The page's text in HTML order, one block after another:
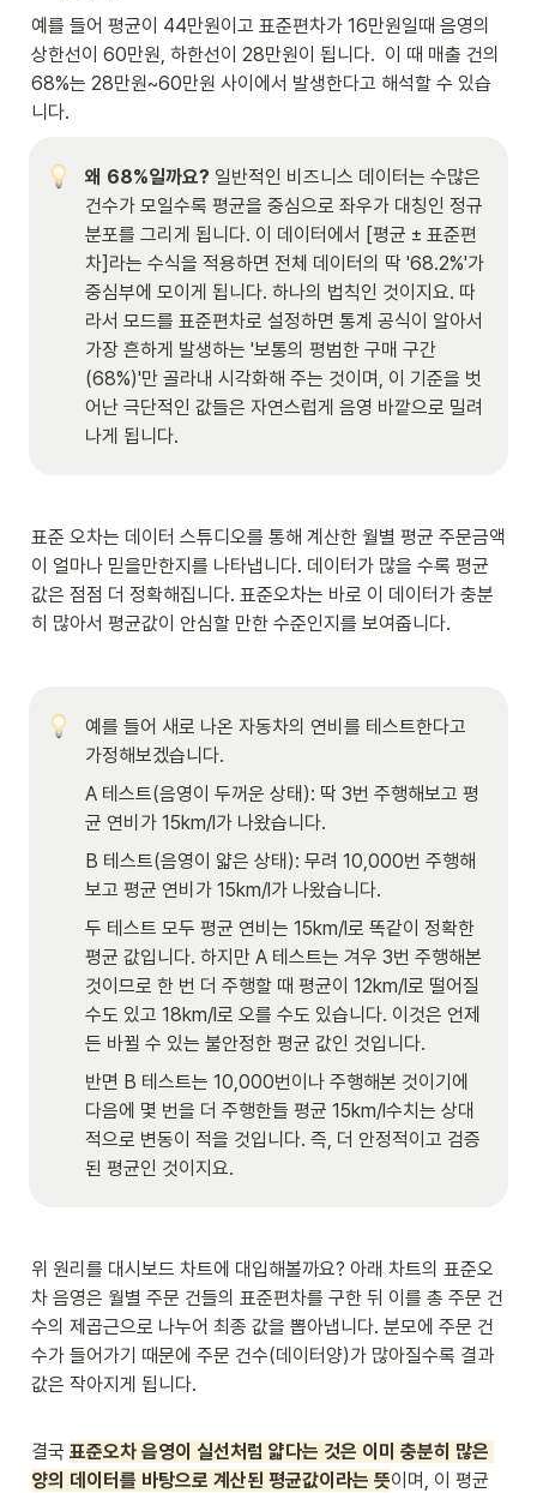
예를 들어 평균이 44만원이고 표준편차가 16만원일때 음영의
상한선이 60만원, 하한선이 28만원이 됩니다.  이 때 매출 건의
68%는 28만원~60만원 사이에서 발생한다고 해석할 수 있습
니다.
왜 68%일까요? 일반적인 비즈니스 데이터는 수많은
건수가 모일수록 평균을 중심으로 좌우가 대칭인 정규
분포를 그리게 됩니다. 이 데이터에서 [평균 ± 표준편
차]라는 수식을 적용하면 전체 데이터의 딱 '68.2%'가
중심부에 모이게 됩니다. 하나의 법칙인 것이지요. 따
라서 모드를 표준편차로 설정하면 통계 공식이 알아서
가장 흔하게 발생하는 '보통의 평범한 구매 구간
(68%)'만 골라내 시각화해 주는 것이며, 이 기준을 벗
어난 극단적인 값들은 자연스럽게 음영 바깥으로 밀려
나게 됩니다.
표준 오차는 데이터 스튜디오를 통해 계산한 월별 평균 주문금액
이 얼마나 믿을만한지를 나타냅니다. 데이터가 많을 수록 평균
값은 점점 더 정확해집니다. 표준오차는 바로 이 데이터가 충분
히 많아서 평균값이 안심할 만한 수준인지를 보여줍니다.
예를 들어 새로 나온 자동차의 연비를 테스트한다고
가정해보겠습니다.
A 테스트(음영이 두꺼운 상태): 딱 3번 주행해보고 평
균 연비가 15km/l가 나왔습니다.
B 테스트(음영이 얇은 상태): 무려 10,000번 주행해
보고 평균 연비가 15km/l가 나왔습니다.
두 테스트 모두 평균 연비는 15km/l로 똑같이 정확한
평균 값입니다. 하지만 A 테스트는 겨우 3번 주행해본
것이므로 한 번 더 주행할 때 평균이 12km/l로 떨어질
수도 있고 18km/l로 오를 수도 있습니다. 이것은 언제
든 바뀔 수 있는 불안정한 평균 값인 것입니다.
반면 B 테스트는 10,000번이나 주행해본 것이기에
다음에 몇 번을 더 주행한들 평균 15km/l수치는 상대
적으로 변동이 적을 것입니다. 즉, 더 안정적이고 검증
된 평균인 것이지요.
위 원리를 대시보드 차트에 대입해볼까요? 아래 차트의 표준오
차 음영은 월별 주문 건들의 표준편차를 구한 뒤 이를 총 주문 건
수의 제곱근으로 나누어 최종 값을 뽑아냅니다. 분모에 주문 건
수가 들어가기 때문에 주문 건수(데이터양)가 많아질수록 결과
값은 작아지게 됩니다.
결국 표준오차 음영이 실선처럼 얇다는 것은 이미 충분히 많은
양의 데이터를 바탕으로 계산된 평균값이라는 뜻이며, 이 평균